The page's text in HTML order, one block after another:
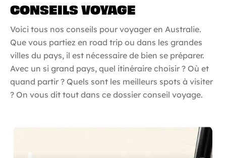
CONSEILS VOYAGE
Voici tous nos conseils pour voyager en Australie.
Que vous partiez en road trip ou dans les grandes
villes du pays, il est nécessaire de bien se préparer.
Avec un si grand pays, quel itinéraire choisir ? Où et
quand partir ? Quels sont les meilleurs spots à visiter
? On vous dit tout dans ce dossier conseil voyage.